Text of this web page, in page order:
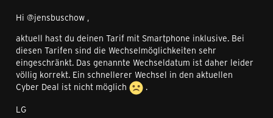
Hi @jensbuschow ,
aktuell hast du deinen Tarif mit Smartphone inklusive. Bei
diesen Tarifen sind die Wechselmöglichkeiten sehr
eingeschränkt. Das genannte Wechseldatum ist daher leider
völlig korrekt. Ein schnellerer Wechsel in den aktuellen
Cyber Deal ist nicht möglich
.
LG